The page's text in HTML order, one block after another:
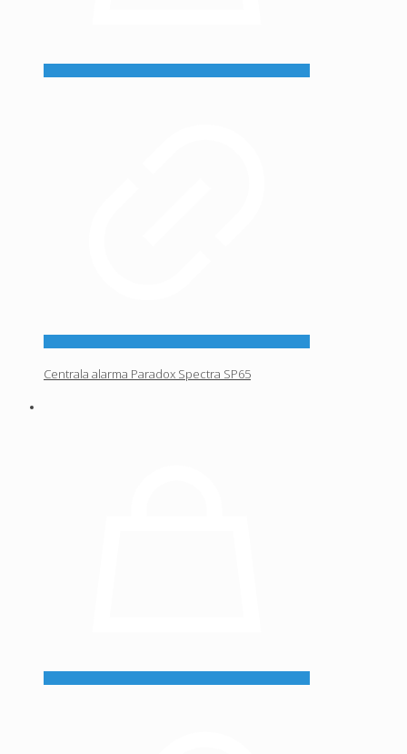
Centrala alarma Paradox Spectra SP65